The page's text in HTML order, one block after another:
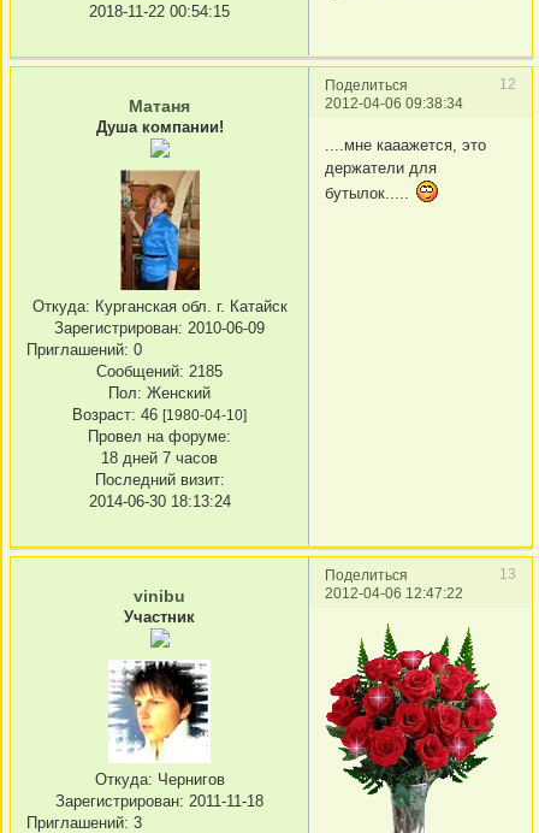
2018-11-22 00:54:15
Поделиться
12
2012-04-06 09:38:34
Матаня
Душа компании!
Откуда: Курганская обл. г. Катайск
Зарегистрирован: 2010-06-09
Приглашений: 0
Сообщений: 2185
Пол: Женский
Возраст: 46 [1980-04-10]
Провел на форуме:
18 дней 7 часов
Последний визит:
2014-06-30 18:13:24
....мне кааажется, это
держатели для
бутылок.....
Поделиться
13
2012-04-06 12:47:22
vinibu
Участник
Откуда: Чернигов
Зарегистрирован: 2011-11-18
Приглашений: 3